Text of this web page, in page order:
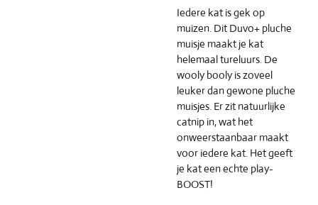
Iedere kat is gek op
muizen. Dit Duvo+ pluche
muisje maakt je kat
helemaal tureluurs. De
wooly booly is zoveel
leuker dan gewone pluche
muisjes. Er zit natuurlijke
catnip in, wat het
onweerstaanbaar maakt
voor iedere kat. Het geeft
je kat een echte play-
BOOST!